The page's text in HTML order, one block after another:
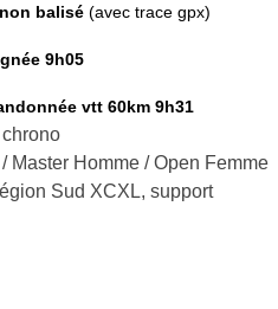
balisé (avec trace gpx)
9h05
vtt 60km 9h31
Master Homme / Open Femme
Sud XCXL, support